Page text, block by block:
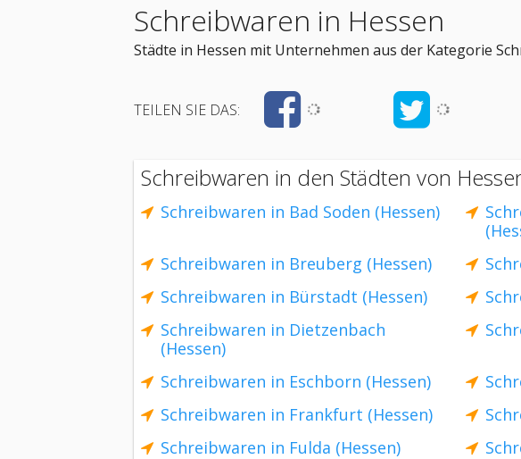
Schreibwaren in Hessen
Städte in Hessen mit Unternehmen aus der Kategorie
TEILEN SIE DAS:
Schreibwaren in den Städten von
Schreibwaren in Bad Soden (Hessen)
Schreibwaren in Breuberg (Hessen)
Schreibwaren in Bürstadt (Hessen)
Schreibwaren in Dietzenbach
(Hessen)
Schreibwaren in Eschborn (Hessen)
Schreibwaren in Frankfurt (Hessen)
Schreibwaren in Fulda (Hessen)